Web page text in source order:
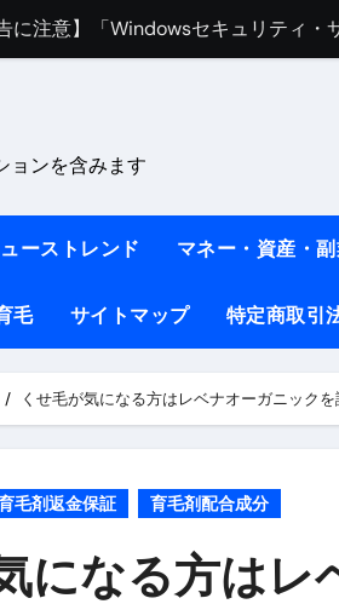
ンモール爆発事故｜責任は地震か施
が2週間で3.5kg痩せた方法 #shots
ット迷子必見】38歳人生最後のダイ
エットルーティン】運動なしで2ヶ
ル業者の無料回収・無料査定は危険
ョンを含みます
ーストレンド マネー・資産・
毛 サイトマップ 特定商取引
くせ毛が気になる方はレベナオーガニック
毛剤返金保証 育毛剤配合成分
になる方は